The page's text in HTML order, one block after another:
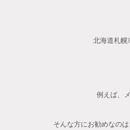
北海道札幌
例えば、
そんな方にお勧めなの